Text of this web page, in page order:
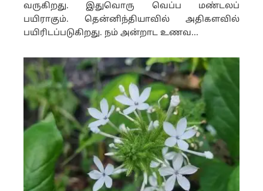
வருகிறது. இதுவொரு வெப்ப மண்டலப்
பயிராகும். தென்னிந்தியாவில் அதிகளவில்
பயிரிடப்படுகிறது. நம் அன்றாட உணவ...